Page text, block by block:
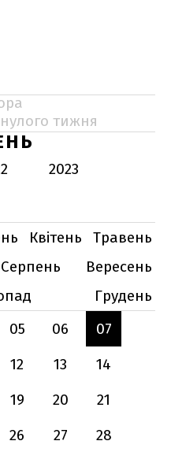
тижня
2023
Квітень
Травень
Серпень
Вересень
Грудень
05 06
07
12 13
14
19 20
21
26 27
28